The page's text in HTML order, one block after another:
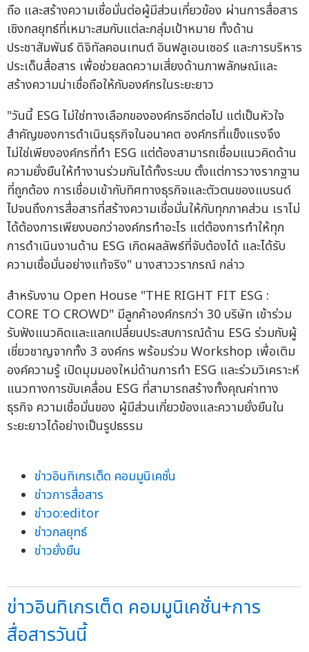
ถือ และสร้างความเชื่อมั่นต่อผู้มีส่วนเกี่ยวข้อง ผ่านการสื่อสาร
เชิงกลยุทธ์ที่เหมาะสมกับแต่ละกลุ่มเป้าหมาย ทั้งด้าน
ประชาสัมพันธ์ ดิจิทัลคอนเทนต์ อินฟลูเอนเซอร์ และการบริหาร
ประเด็นสื่อสาร เพื่อช่วยลดความเสี่ยงด้านภาพลักษณ์และ
สร้างความน่าเชื่อถือให้กับองค์กรในระยะยาว
"วันนี้ ESG ไม่ใช่ทางเลือกขององค์กรอีกต่อไป แต่เป็นหัวใจ
สำคัญของการดำเนินธุรกิจในอนาคต องค์กรที่แข็งแรงจึง
ไม่ใช่เพียงองค์กรที่ทำ ESG แต่ต้องสามารถเชื่อมแนวคิดด้าน
ความยั่งยืนให้ทำงานร่วมกันได้ทั้งระบบ ตั้งแต่การวางรากฐาน
ที่ถูกต้อง การเชื่อมเข้ากับทิศทางธุรกิจและตัวตนของแบรนด์
ไปจนถึงการสื่อสารที่สร้างความเชื่อมั่นให้กับทุกภาคส่วน เราไม่
ได้ต้องการเพียงบอกว่าองค์กรทำอะไร แต่ต้องการทำให้ทุก
การดำเนินงานด้าน ESG เกิดผลลัพธ์ที่จับต้องได้ และได้รับ
ความเชื่อมั่นอย่างแท้จริง" นางสาววราภรณ์ กล่าว
สำหรับงาน Open House "THE RIGHT FIT ESG :
CORE TO CROWD" มีลูกค้าองค์กรกว่า 30 บริษัท เข้าร่วม
รับฟังแนวคิดและแลกเปลี่ยนประสบการณ์ด้าน ESG ร่วมกับผู้
เชี่ยวชาญจากทั้ง 3 องค์กร พร้อมร่วม Workshop เพื่อเติม
องค์ความรู้ เปิดมุมมองใหม่ด้านการทำ ESG และร่วมวิเคราะห์
แนวทางการขับเคลื่อน ESG ที่สามารถสร้างทั้งคุณค่าทาง
ธุรกิจ ความเชื่อมั่นของ ผู้มีส่วนเกี่ยวข้องและความยั่งยืนใน
ระยะยาวได้อย่างเป็นรูปธรรม
ข่าวอินทิเกรเต็ด คอมมูนิเคชั่น
ข่าวการสื่อสาร
ข่าวo:editor
ข่าวกลยุทธ์
ข่าวยั่งยืน
ข่าวอินทิเกรเต็ด คอมมูนิเคชั่น+การ
สื่อสารวันนี้